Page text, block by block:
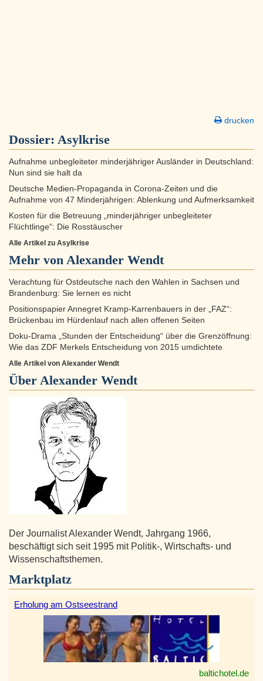
drucken
Dossier: Asylkrise
Aufnahme unbegleiteter minderjähriger Ausländer in Deutschland:
Nun sind sie halt da
Deutsche Medien-Propaganda in Corona-Zeiten und die
Aufnahme von 47 Minderjährigen: Ablenkung und Aufmerksamkeit
Kosten für die Betreuung „minderjähriger unbegleiteter
Flüchtlinge“: Die Rosstäuscher
Alle Artikel zu Asylkrise
Mehr von Alexander Wendt
Verachtung für Ostdeutsche nach den Wahlen in Sachsen und
Brandenburg: Sie lernen es nicht
Positionspapier Annegret Kramp-Karrenbauers in der „FAZ“:
Brückenbau im Hürdenlauf nach allen offenen Seiten
Doku-Drama „Stunden der Entscheidung“ über die Grenzöffnung:
Wie das ZDF Merkels Entscheidung von 2015 umdichtete
Alle Artikel von Alexander Wendt
Über Alexander Wendt
Der Journalist Alexander Wendt, Jahrgang 1966,
beschäftigt sich seit 1995 mit Politik-, Wirtschafts- und
Wissenschaftsthemen.
Marktplatz
Erholung am Ostseestrand
baltichotel.de